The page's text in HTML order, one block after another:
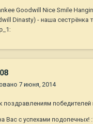
Goodwill Nice Smile
Dinasty) - наша сестрёнка
7 июня, 2014
поздравлениям победителей
Вас с успехами подопечных!